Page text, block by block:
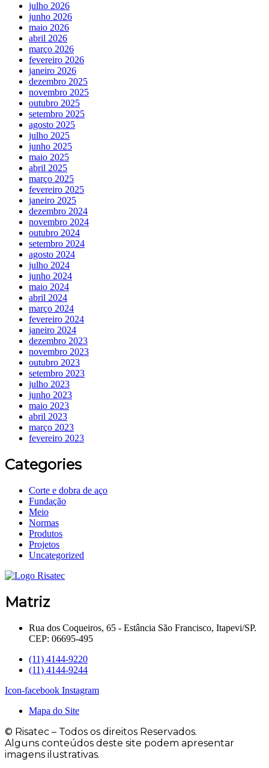
julho 2026
junho 2026
maio 2026
abril 2026
março 2026
fevereiro 2026
janeiro 2026
dezembro 2025
novembro 2025
outubro 2025
setembro 2025
agosto 2025
julho 2025
junho 2025
maio 2025
abril 2025
março 2025
fevereiro 2025
janeiro 2025
dezembro 2024
novembro 2024
outubro 2024
setembro 2024
agosto 2024
julho 2024
junho 2024
maio 2024
abril 2024
março 2024
fevereiro 2024
janeiro 2024
dezembro 2023
novembro 2023
outubro 2023
setembro 2023
julho 2023
junho 2023
maio 2023
abril 2023
março 2023
fevereiro 2023
Categories
Corte e dobra de aço
Fundação
Meio
Normas
Produtos
Projetos
Uncategorized
Matriz
Rua dos Coqueiros, 65 - Estância São Francisco, Itapevi/SP.
CEP: 06695-495
(11) 4144-9220
(11) 4144-9244
Icon-facebook Instagram
Mapa do Site
© Risatec – Todos os direitos Reservados.
Alguns conteúdos deste site podem apresentar
imagens ilustrativas.